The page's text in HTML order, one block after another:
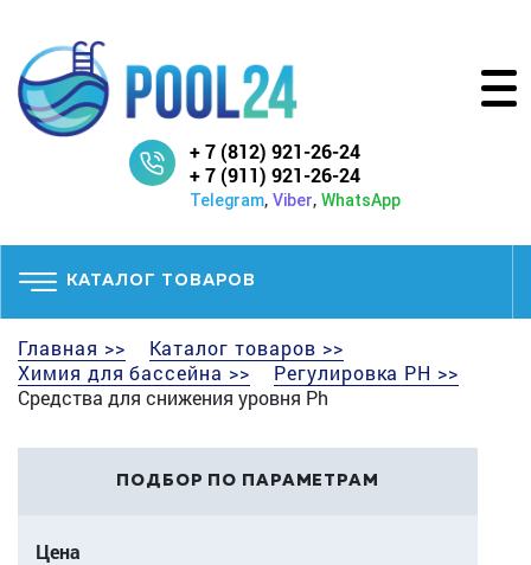
+ 7 (812) 921-26-24
+ 7 (911) 921-26-24
Telegram, Viber, WhatsApp
КАТАЛОГ ТОВАРОВ
Главная >>
Каталог товаров >>
Химия для бассейна >>
Регулировка PH >>
Средства для снижения уровня Ph
ПОДБОР ПО ПАРАМЕТРАМ
Цена